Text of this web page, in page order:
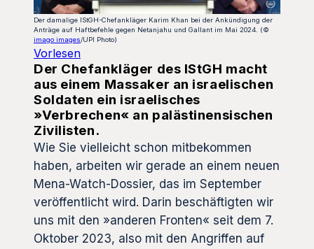
Der damalige IStGH-Chefankläger Karim Khan bei der Ankündigung der
Anträge auf Haftbefehle gegen Netanjahu und Gallant im Mai 2024. (©
imago images/UPI Photo)
Vorlesen
Der Chefankläger des IStGH macht
aus einem Massaker an israelischen
Soldaten ein israelisches
»Verbrechen« an palästinensischen
Zivilisten.
Wie Sie vielleicht schon mitbekommen
haben, arbeiten wir gerade an einem neuen
Mena-Watch-Dossier, das im September
veröffentlicht wird. Darin beschäftigten wir
uns mit den »anderen Fronten« seit dem 7.
Oktober 2023, also mit den Angriffen auf